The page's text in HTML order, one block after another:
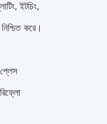
ইটচিং,
করে।